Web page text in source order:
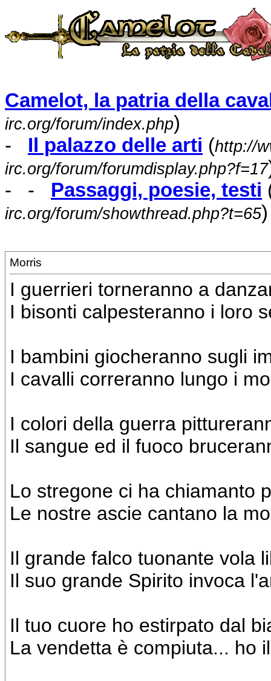
Camelot, la patria della
irc.org/forum/index.php)
- Il palazzo delle arti (http://
irc.org/forum/forumdisplay.php?f=17
- - Passaggi, poesie, testi
irc.org/forum/showthread.php?t=65)
Morris
I guerrieri torneranno a
I bisonti calpesteranno i loro
I bambini giocheranno sugli
I cavalli correranno lungo i
I colori della guerra
Il sangue ed il fuoco
Lo stregone ci ha chiamanto
Le nostre ascie cantano la
Il grande falco tuonante vola
Il suo grande Spirito invoca
Il tuo cuore ho estirpato dal
La vendetta è compiuta... ho